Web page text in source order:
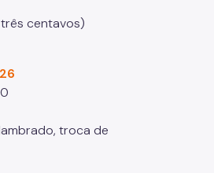
centavos)
troca de